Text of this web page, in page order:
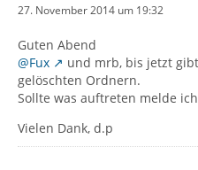
27. November 2014 um 19:32
Guten Abend
@Fux
und mrb, bis jetzt
gelöschten Ordnern.
Sollte was auftreten melde
Vielen Dank, d.p